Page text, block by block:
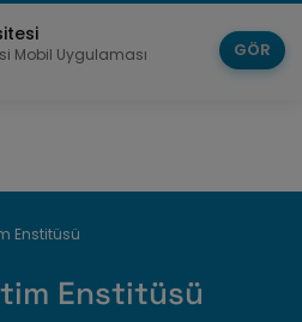
Enstitüsü
Enstitüsü
Mobil Uygulaması
GÖR